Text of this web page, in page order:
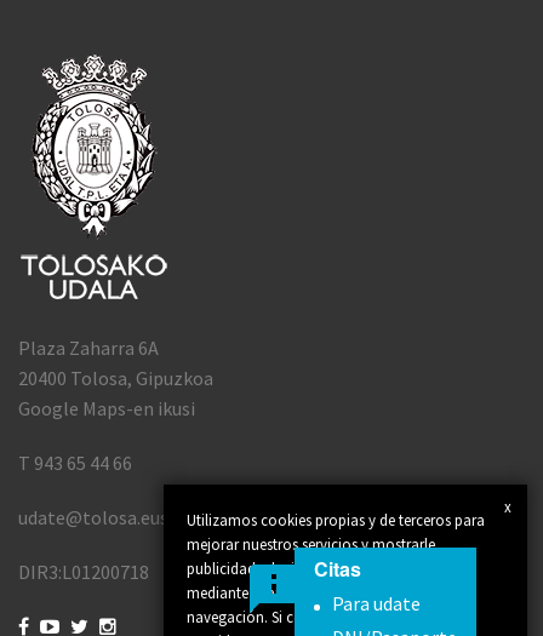
Citas
Para udate
x
Utilizamos cookies propias y de terceros para
mejorar nuestros servicios y mostrarle
publicidad relacionada con sus preferencias
mediante el análisis de sus hábitos de
navegación. Si continúa navegando,
Plaza Zaharra 6A
20400 Tolosa, Gipuzkoa
Google Maps-en ikusi
T 943 65 44 66
udate@tolosa.eus
DIR3:L01200718
   